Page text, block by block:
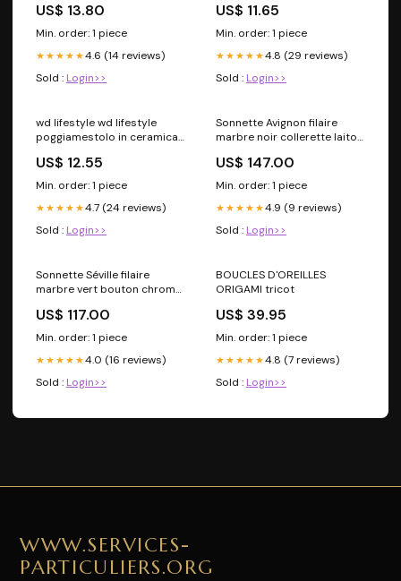
8053300572816
Titre:Default Title
US$ 13.80
Min. order: 1 piece
★★★★★4.6 (14 reviews)
Sold : Login>>
crocus mix d 21 cm int 8 cm
giallo arancione ean
8056372130861 Profumatori
e Ricariche per Ambienti
US$ 11.65
Min. order: 1 piece
★★★★★4.8 (29 reviews)
Sold : Login>>
wd lifestyle wd lifestyle
poggiamestolo in ceramica
8053300574711 Titre:Default
Title
US$ 12.55
Min. order: 1 piece
★★★★★4.7 (24 reviews)
Sold : Login>>
Sonnette Avignon filaire
marbre noir collerette laiton
US$ 147.00
Min. order: 1 piece
★★★★★4.9 (9 reviews)
Sold : Login>>
Sonnette Séville filaire
marbre vert bouton chrome
US$ 117.00
Min. order: 1 piece
★★★★★4.0 (16 reviews)
Sold : Login>>
BOUCLES D'OREILLES
ORIGAMI tricot
US$ 39.95
Min. order: 1 piece
★★★★★4.8 (7 reviews)
Sold : Login>>
WWW.SERVICES-
PARTICULIERS.ORG